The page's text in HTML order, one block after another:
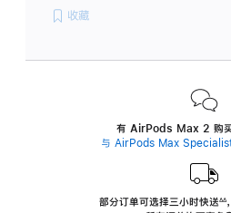
收藏
有 AirPods Max 2 购买
与 AirPods Max Specialist
部分订单可选择三小时快送∆∆，